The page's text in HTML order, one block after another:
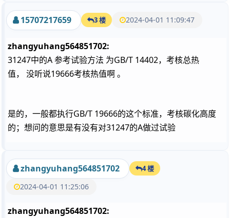
15707217659 3 楼 2024-04-01 11:09:47
zhangyuhang564851702:
31247中的A 参考试验方法 为GB/T 14402，考核总热
值， 没听说19666考核热值啊 。
是的，一般都执行GB/T 19666的这个标准，考核碳化高度
的；想问的意思是有没有对31247的A做过试验
zhangyuhang564851702 4 楼
2024-04-01 11:25:06
zhangyuhang564851702: